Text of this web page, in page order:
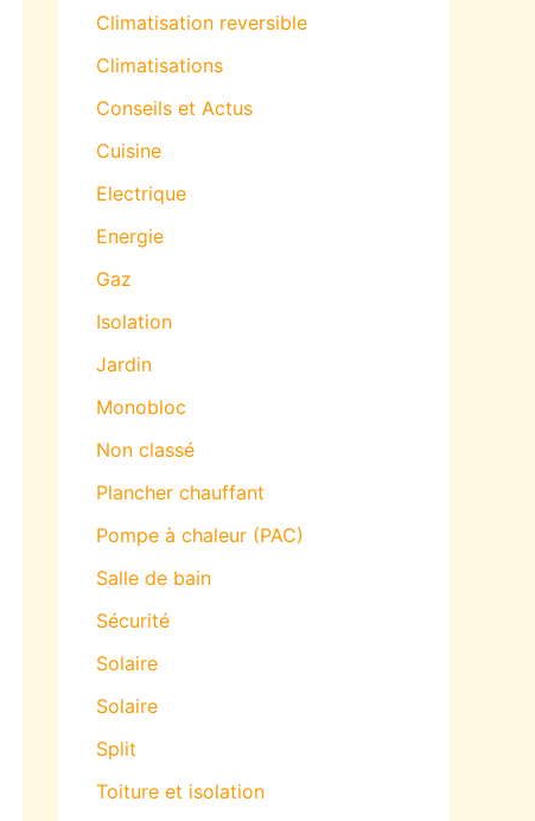
Climatisation reversible
Climatisations
Conseils et Actus
Cuisine
Electrique
Energie
Gaz
Isolation
Jardin
Monobloc
Non classé
Plancher chauffant
Pompe à chaleur (PAC)
Salle de bain
Sécurité
Solaire
Solaire
Split
Toiture et isolation